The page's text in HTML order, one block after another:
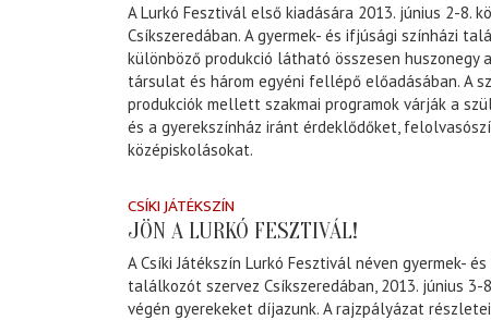
A Lurkó Fesztivál első kiadására 2013. június 2-8.
Csíkszeredában. A gyermek- és ifjúsági színházi
különböző produkció látható összesen huszonegy
társulat és három egyéni fellépő előadásában. A
produkciók mellett szakmai programok várják a
és a gyerekszínház iránt érdeklődőket,
középiskolásokat.
CSÍKI JÁTÉKSZÍN
JÖN A LURKÓ FESZTIVÁL!
A Csíki Játékszín Lurkó Fesztivál néven gyermek-
találkozót szervez Csíkszeredában, 2013. június
végén gyerekeket díjazunk. A rajzpályázat